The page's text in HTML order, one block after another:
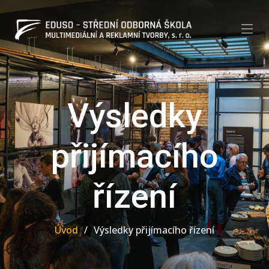
Výsledky
přijímacího
řízení
Úvod Výsledky přijímacího řízení